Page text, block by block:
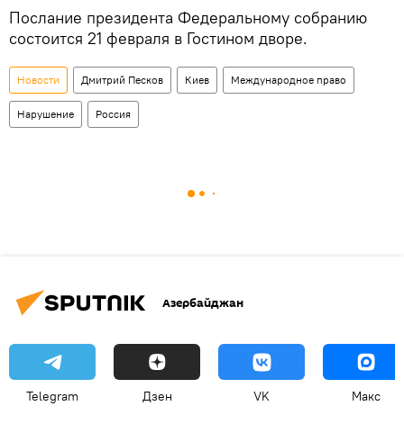
Послание президента Федеральному собранию
состоится 21 февраля в Гостином дворе.
Новости Дмитрий Песков Киев Международное право
Нарушение Россия
Азербайджан
Telegram Дзен VK Макс